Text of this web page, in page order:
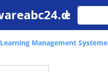
Learning Management Systeme